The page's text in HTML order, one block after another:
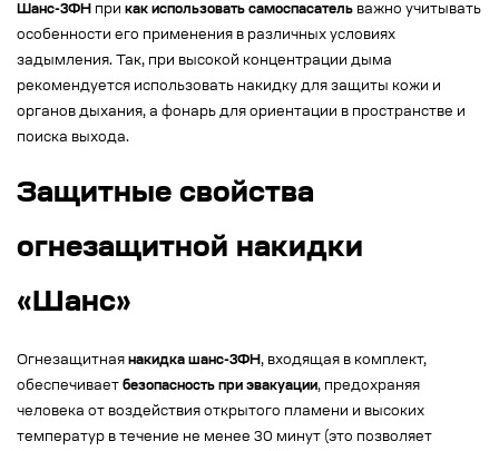
Шанс-3ФН при как использовать самоспасатель важно учитывать
особенности его применения в различных условиях
задымления. Так, при высокой концентрации дыма
рекомендуется использовать накидку для защиты кожи и
органов дыхания, а фонарь для ориентации в пространстве и
поиска выхода.
Защитные свойства
огнезащитной накидки
«Шанс»
Огнезащитная накидка шанс-3ФН, входящая в комплект,
обеспечивает безопасность при эвакуации, предохраняя
человека от воздействия открытого пламени и высоких
температур в течение не менее 30 минут (это позволяет